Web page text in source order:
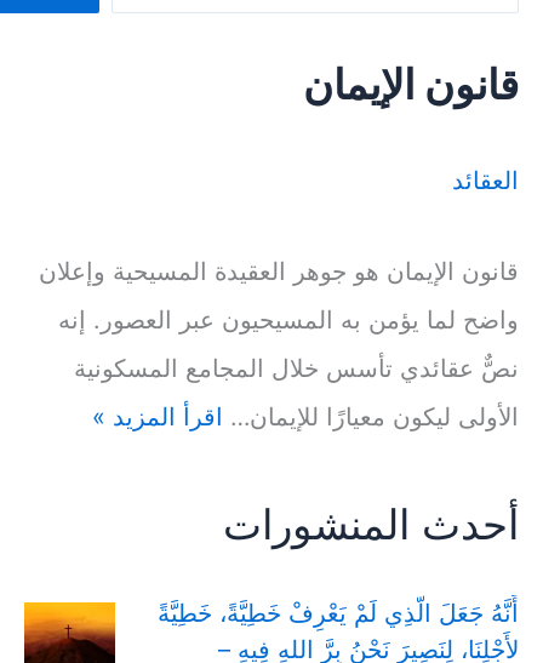
قانون الإيمان
العقائد
قانون الإيمان هو جوهر العقيدة المسيحية وإعلان
واضح لما يؤمن به المسيحيون عبر العصور. إنه
نصٌّ عقائدي تأسس خلال المجامع المسكونية
الأولى ليكون معيارًا للإيمان…اقرأ المزيد »
أحدث المنشورات
أَنَّهُ جَعَلَ الَّذِي لَمْ يَعْرِفْ خَطِيَّةً، خَطِيَّةً
لأَجْلِنَا، لِنَصِيرَ نَحْنُ بِرَّ اللهِ فِيهِ –